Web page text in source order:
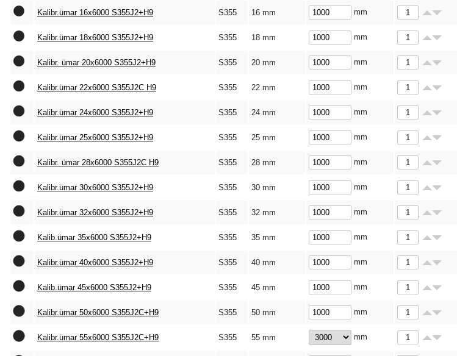
Kalibr.ümar 16x6000 S355J2+H9 S355 16 mm mm
Kalibr.ümar 18x6000 S355J2+H9 S355 18 mm mm
Kalibr. ümar 20x6000 S355J2+H9 S355 20 mm mm
Kalibr.ümar 22x6000 S355J2C H9 S355 22 mm mm
Kalibr.ümar 24x6000 S355J2+H9 S355 24 mm mm
Kalibr.ümar 25x6000 S355J2+H9 S355 25 mm mm
Kalibr. ümar 28x6000 S355J2C H9 S355 28 mm mm
Kalibr.ümar 30x6000 S355J2+H9 S355 30 mm mm
Kalibr.ümar 32x6000 S355J2+H9 S355 32 mm mm
Kalib.ümar 35x6000 S355J2+H9 S355 35 mm mm
Kalibr.ümar 40x6000 S355J2+H9 S355 40 mm mm
Kalib.ümar 45x6000 S355J2+H9 S355 45 mm mm
Kalibr.ümar 50x6000 S355J2C+H9 S355 50 mm mm
Kalibr.ümar 55x6000 S355J2C+H9 S355 55 mm mm